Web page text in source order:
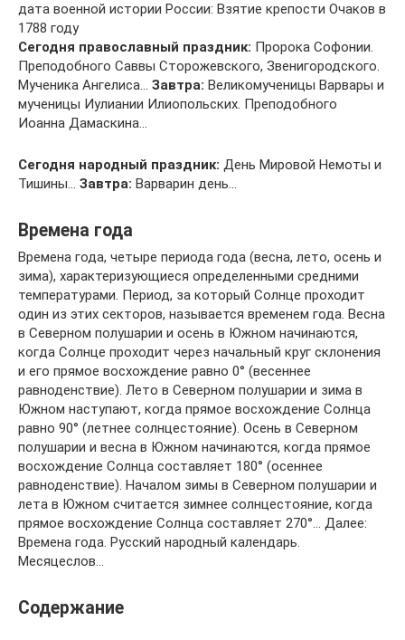
дата военной истории России: Взятие крепости Очаков в
1788 году
Сегодня православный праздник: Пророка Софонии.
Преподобного Саввы Сторожевского, Звенигородского.
Мученика Ангелиса… Завтра: Великомученицы Варвары и
мученицы Иулиании Илиопольских. Преподобного
Иоанна Дамаскина…
Сегодня народный праздник: День Мировой Немоты и
Тишины… Завтра: Варварин день…
Времена года
Времена года, четыре периода года (весна, лето, осень и
зима), характеризующиеся определенными средними
температурами. Период, за который Солнце проходит
один из этих секторов, называется временем года. Весна
в Северном полушарии и осень в Южном начинаются,
когда Солнце проходит через начальный круг склонения
и его прямое восхождение равно 0° (весеннее
равноденствие). Лето в Северном полушарии и зима в
Южном наступают, когда прямое восхождение Солнца
равно 90° (летнее солнцестояние). Осень в Северном
полушарии и весна в Южном начинаются, когда прямое
восхождение Солнца составляет 180° (осеннее
равноденствие). Началом зимы в Северном полушарии и
лета в Южном считается зимнее солнцестояние, когда
прямое восхождение Солнца составляет 270°… Далее:
Времена года. Русский народный календарь.
Месяцеслов…
Содержание